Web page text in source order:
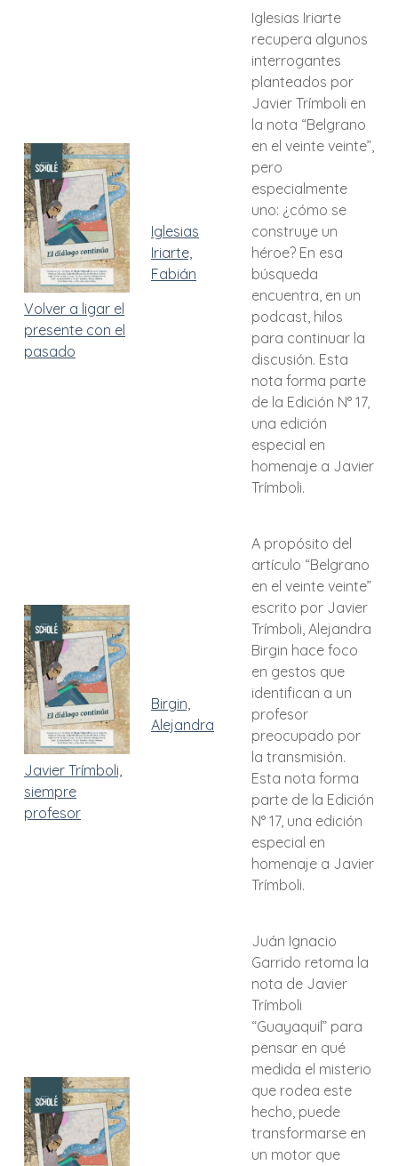
Volver a ligar el
presente con el
pasado
Iglesias
Iriarte,
Fabián
Iglesias Iriarte
recupera algunos
interrogantes
planteados por
Javier Trímboli en
la nota “Belgrano
en el veinte veinte”,
pero
especialmente
uno: ¿cómo se
construye un
héroe? En esa
búsqueda
encuentra, en un
podcast, hilos
para continuar la
discusión. Esta
nota forma parte
de la Edición N° 17,
una edición
especial en
homenaje a Javier
Trímboli.
Javier Trímboli,
siempre
profesor
Birgin,
Alejandra
A propósito del
artículo “Belgrano
en el veinte veinte”
escrito por Javier
Trímboli, Alejandra
Birgin hace foco
en gestos que
identifican a un
profesor
preocupado por
la transmisión.
Esta nota forma
parte de la Edición
N° 17, una edición
especial en
homenaje a Javier
Trímboli.
Juán Ignacio
Garrido retoma la
nota de Javier
Trímboli
“Guayaquil” para
pensar en qué
medida el misterio
que rodea este
hecho, puede
transformarse en
un motor que